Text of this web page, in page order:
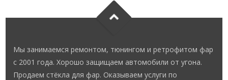
Мы занимаемся ремонтом, тюнингом и ретрофитом фар
с 2001 года. Хорошо защищаем автомобили от угона.
Продаем стёкла для фар. Оказываем услуги по